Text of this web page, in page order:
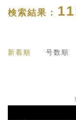
検索結果 :
新着順 号数順